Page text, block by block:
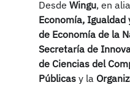
Desde Wingu, en
Economía,
de Economía de la
Secretaría de
de Ciencias del
Públicas y la